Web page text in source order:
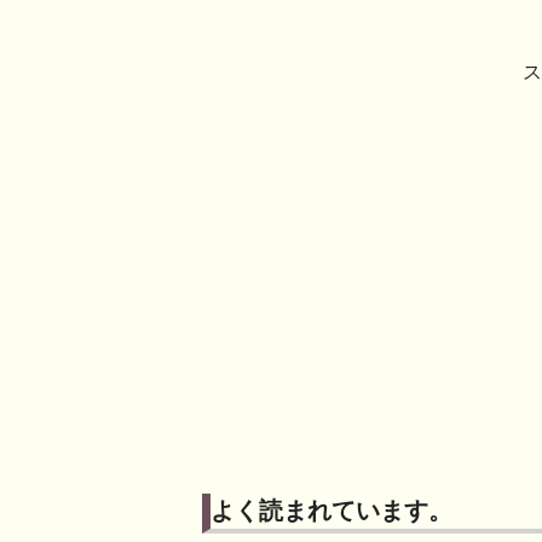
よく読まれています。